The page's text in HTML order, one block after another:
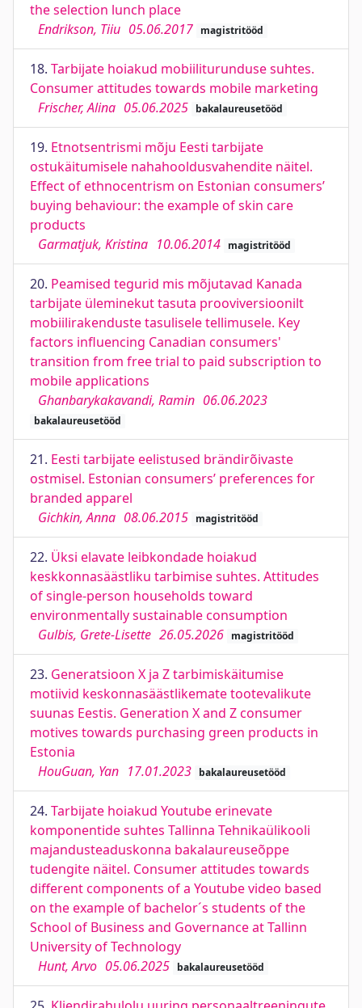
the selection lunch place
Endrikson, Tiiu 05.06.2017 magistritööd
18. Tarbijate hoiakud mobiiliturunduse suhtes.
Consumer attitudes towards mobile marketing
Frischer, Alina 05.06.2025 bakalaureusetööd
19. Etnotsentrismi mõju Eesti tarbijate
ostukäitumisele nahahooldusvahendite näitel.
Effect of ethnocentrism on Estonian consumers’
buying behaviour: the example of skin care
products
Garmatjuk, Kristina 10.06.2014 magistritööd
20. Peamised tegurid mis mõjutavad Kanada
tarbijate üleminekut tasuta prooviversioonilt
mobiilirakenduste tasulisele tellimusele. Key
factors influencing Canadian consumers'
transition from free trial to paid subscription to
mobile applications
Ghanbarykakavandi, Ramin 06.06.2023
bakalaureusetööd
21. Eesti tarbijate eelistused brändirõivaste
ostmisel. Estonian consumers’ preferences for
branded apparel
Gichkin, Anna 08.06.2015 magistritööd
22. Üksi elavate leibkondade hoiakud
keskkonnasäästliku tarbimise suhtes. Attitudes
of single-person households toward
environmentally sustainable consumption
Gulbis, Grete-Lisette 26.05.2026 magistritööd
23. Generatsioon X ja Z tarbimiskäitumise
motiivid keskonnasäästlikemate tootevalikute
suunas Eestis. Generation X and Z consumer
motives towards purchasing green products in
Estonia
HouGuan, Yan 17.01.2023 bakalaureusetööd
24. Tarbijate hoiakud Youtube erinevate
komponentide suhtes Tallinna Tehnikaülikooli
majandusteaduskonna bakalaureuseõppe
tudengite näitel. Consumer attitudes towards
different components of a Youtube video based
on the example of bachelor´s students of the
School of Business and Governance at Tallinn
University of Technology
Hunt, Arvo 05.06.2025 bakalaureusetööd